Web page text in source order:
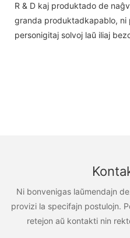
R & D kaj produktado de
granda produktadkapablo, ni
personigitaj solvoj laŭ iliaj
Ni bonvenigas laŭmendajn
provizi la specifajn postulojn.
retejon aŭ kontakti nin